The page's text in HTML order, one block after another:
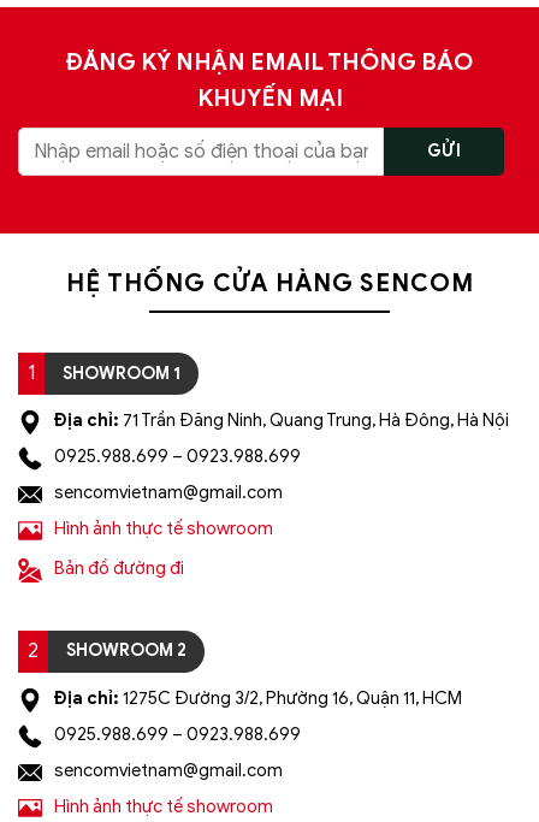
ĐĂNG KÝ NHẬN EMAIL THÔNG BÁO
KHUYẾN MẠI
HỆ THỐNG CỬA HÀNG SENCOM
1 SHOWROOM 1
Địa chỉ: 71 Trần Đăng Ninh, Quang Trung, Hà Đông, Hà Nội
0925.988.699 – 0923.988.699
sencomvietnam@gmail.com
Hình ảnh thực tế showroom
Bản đồ đường đi
2 SHOWROOM 2
Địa chỉ: 1275C Đường 3/2, Phường 16, Quận 11, HCM
0925.988.699 – 0923.988.699
sencomvietnam@gmail.com
Hình ảnh thực tế showroom